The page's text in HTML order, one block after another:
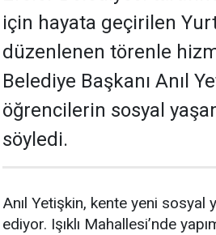
için hayata geçirilen Yurt
düzenlenen törenle
Belediye Başkanı Anıl
öğrencilerin sosyal
söyledi.
Anıl Yetişkin, kente yeni sosyal
ediyor. Işıklı Mahallesi’nde